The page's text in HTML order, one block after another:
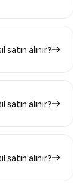
satın alınır?
satın alınır?
satın alınır?